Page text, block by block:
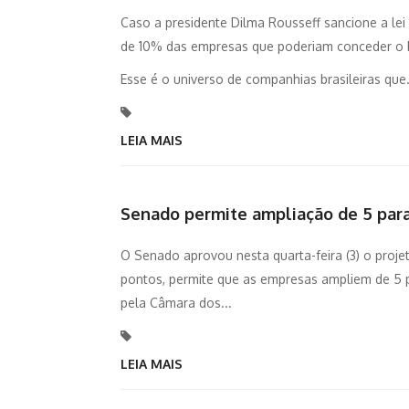
Caso a presidente Dilma Rousseff sancione a
de 10% das empresas que poderiam conceder
Esse é o universo de companhias brasileiras
LEIA MAIS
Senado permite ampliação de 5
O Senado aprovou nesta quarta-feira (3) o
pontos, permite que as empresas ampliem de
pela Câmara dos...
LEIA MAIS